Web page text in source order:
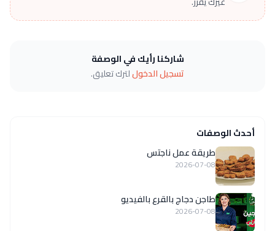
شاركنا رأيك في الوصفة
تسجيل الدخوللترك تعليق.
أحدث الوصفات
طريقة عمل ناجتس
2026-07-08
طاجن دجاج بالقرع بالفيديو
2026-07-08